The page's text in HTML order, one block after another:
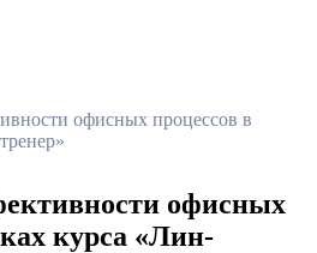
офисных процессов в
офисных
курса «Лин-